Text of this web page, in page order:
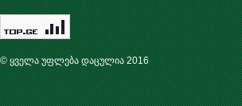
© ყველა უფლება დაცულია 2016